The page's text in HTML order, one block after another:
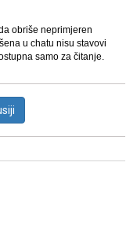
obriše neprimjeren
u chatu nisu stavovi
samo za čitanje.